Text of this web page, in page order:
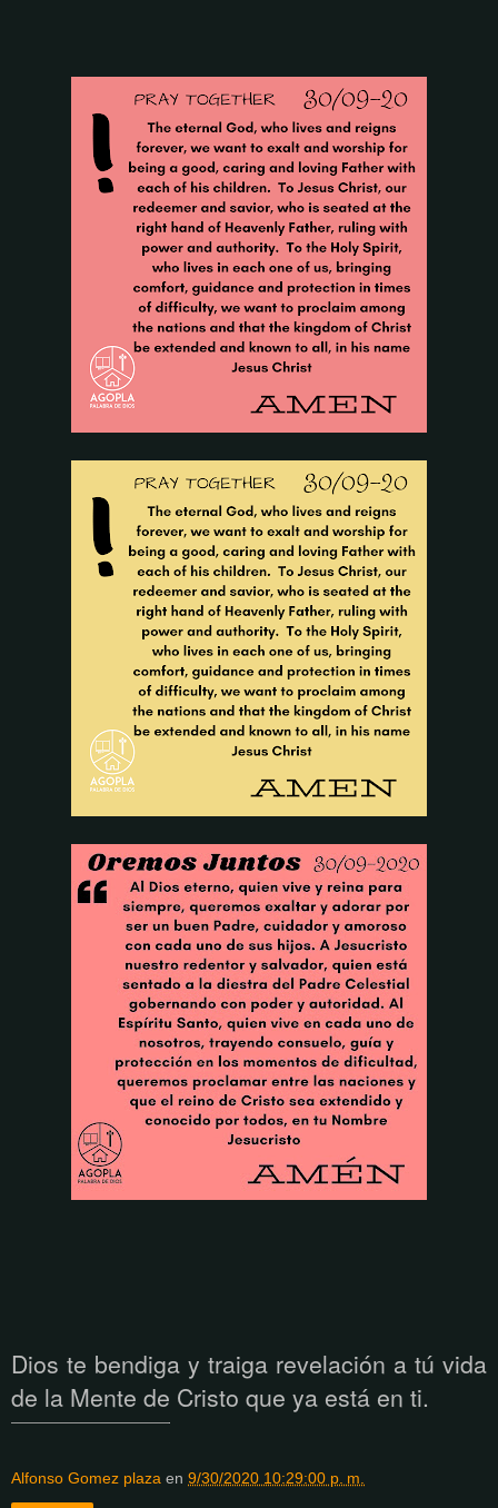
Dios te bendiga y traiga revelación a tú vida
de la Mente de Cristo que ya está en ti.
Alfonso Gomez plaza en 9/30/2020 10:29:00 p. m.